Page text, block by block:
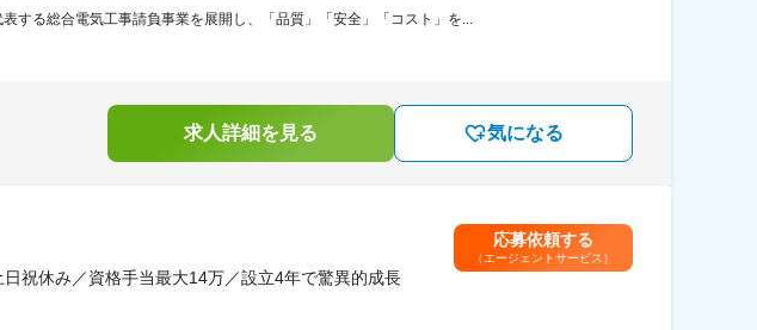
する総合電気工事請負事業を展開し、「品質」「安全」「コスト」を...
求人詳細を見る 気になる
祝休み／資格手当最大14万／設立4年で驚異的成長
応募依頼する
（エージェントサービス）